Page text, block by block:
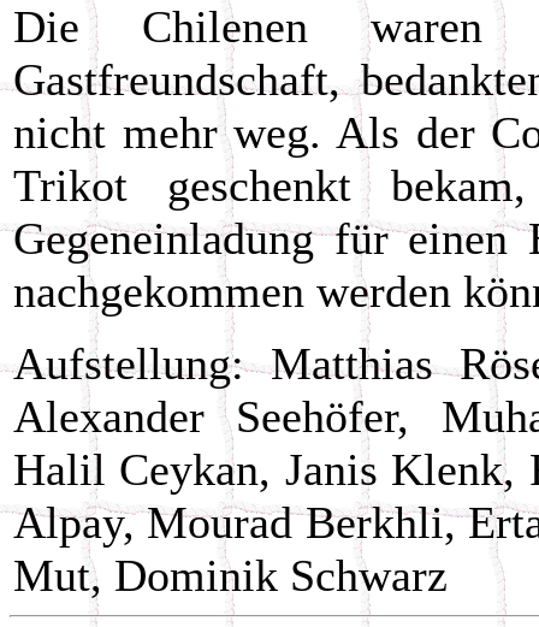
Die Chilenen waren
Gastfreundschaft,
nicht mehr weg. Als der
Trikot geschenkt
Gegeneinladung für
nachgekommen werden
Aufstellung: Matthias
Alexander Seehöfer,
Halil Ceykan, Janis Klenk,
Alpay, Mourad Berkhli,
Mut, Dominik Schwarz